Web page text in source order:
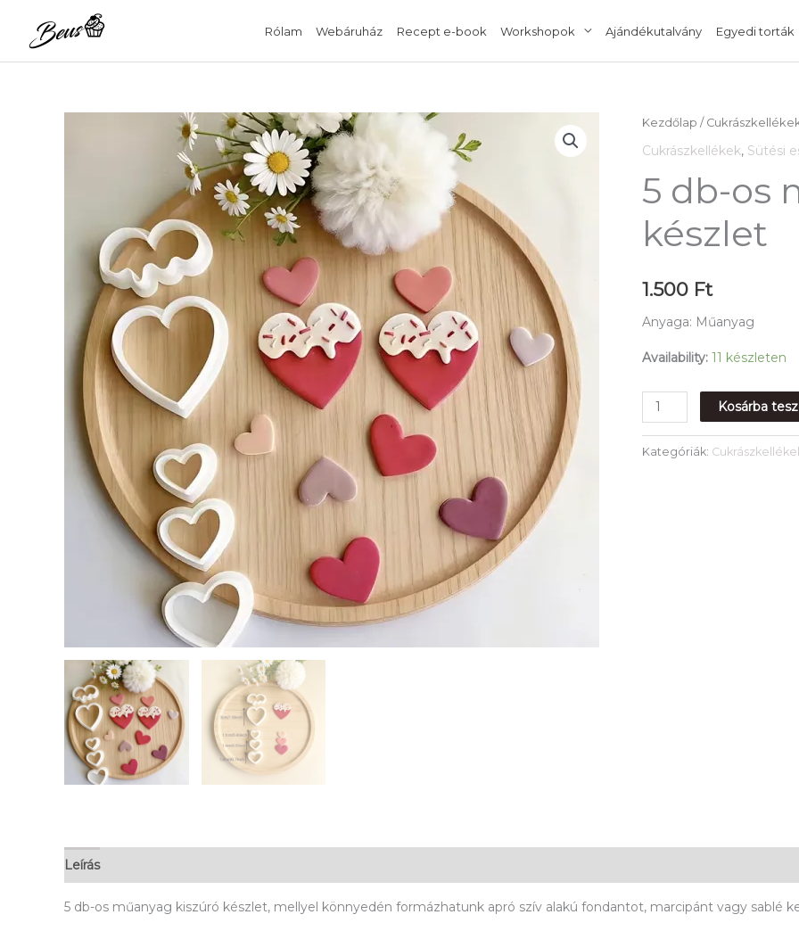
Rólam Webáruház Recept e-book Workshopok Ajándékutalvány Egyedi torták
Kezdőlap /
Cukrászkellékek, Sütési
5 db-os
készlet
1.500 Ft
Anyaga: Műanyag
Availability: 11 készleten
5
db-
mini
kiszúró
mennyiség
Kosárba
Kategóriák:
Leírás
5 db-os műanyag kiszúró készlet, mellyel könnyedén formázhatunk apró szív alakú fondantot, marcipánt vagy sablé